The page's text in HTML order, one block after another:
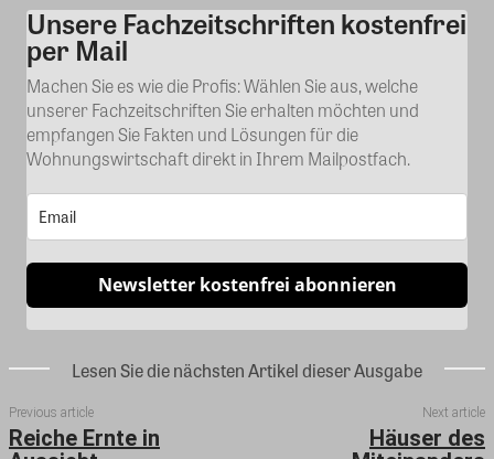
Kommentar
Unsere Fachzeitschriften kostenfrei
per Mail
Machen Sie es wie die Profis: Wählen Sie aus, welche
unserer Fachzeitschriften Sie erhalten möchten und
empfangen Sie Fakten und Lösungen für die
Wohnungswirtschaft direkt in Ihrem Mailpostfach.
Newsletter kostenfrei abonnieren
Lesen Sie die nächsten Artikel dieser Ausgabe
Previous article
Reiche Ernte in
Next article
Häuser des